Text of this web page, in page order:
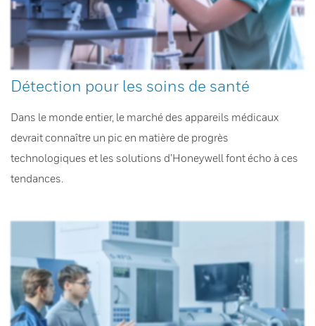
Détection pour les soins de santé
Dans le monde entier, le marché des appareils médicaux
devrait connaître un pic en matière de progrès
technologiques et les solutions d’Honeywell font écho à ces
tendances.